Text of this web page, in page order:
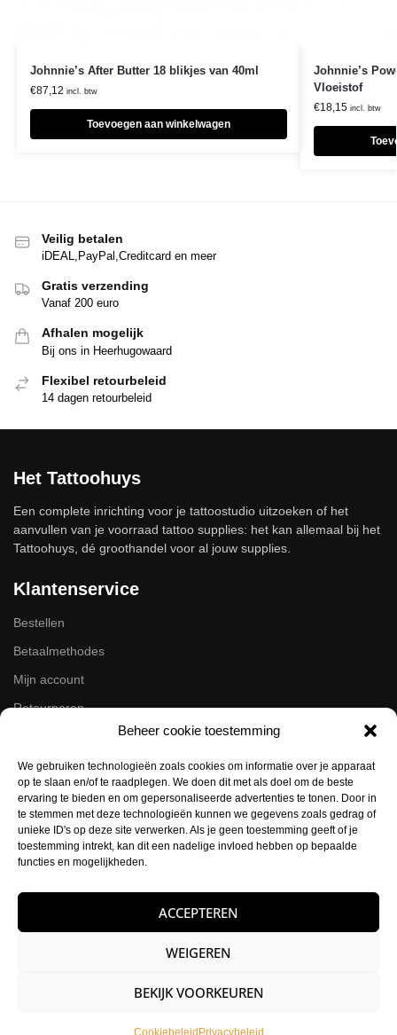
Beheer cookie toestemming
We gebruiken technologieën zoals cookies om informatie over je apparaat
op te slaan en/of te raadplegen. We doen dit met als doel om de beste
ervaring te bieden en om gepersonaliseerde advertenties te tonen. Door in
te stemmen met deze technologieën kunnen we gegevens zoals gedrag of
unieke ID's op deze site verwerken. Als je geen toestemming geeft of je
toestemming intrekt, kan dit een nadelige invloed hebben op bepaalde
functies en mogelijkheden.
ACCEPTEREN
WEIGEREN
BEKIJK VOORKEUREN
Cookiebeleid Privacybeleid
Johnnie’s After Butter 18 blikjes van 40ml
€87,12 incl. btw
Toevoegen aan winkelwagen
Johnnie’s
Vloeistof
€18,15 incl. btw
Veilig betalen
iDEAL,PayPal,Creditcard en meer
Gratis verzending
Vanaf 200 euro
Afhalen mogelijk
Bij ons in Heerhugowaard
Flexibel retourbeleid
14 dagen retourbeleid
Het Tattoohuys
Een complete inrichting voor je tattoostudio uitzoeken of het
aanvullen van je voorraad tattoo supplies: het kan allemaal bij het
Tattoohuys, dé groothandel voor al jouw supplies.
Klantenservice
Bestellen
Betaalmethodes
Mijn account
Retourneren
Volg ons op de socials
Instagram
Facebook
Contactgegevens
info@hettattoohuys.nl